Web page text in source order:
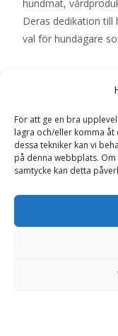
För att ge en bra
lagra och/eller komma
dessa tekniker kan vi
på denna webbplats.
samtycke kan detta
hundmat,
Deras dedikation
val för hundägare
Grizzly Zoo är en
produkter för
vårdprodukter och
konkurrenskraftiga
vilket gör dem
premiumprodukter
av ekologiska och
högkvalitativa
tilltalar medvetna